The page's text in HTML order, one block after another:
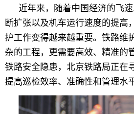
近年来，随着中国经济的飞
断扩张以及机车运行速度的提高
护工作变得越来越重要。铁路维
杂的工程，更需要高效、精准的
铁路安全隐患，北京铁路局正在
提高巡检效率、准确性和管理水